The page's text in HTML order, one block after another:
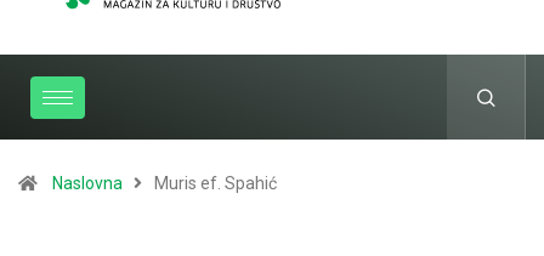
Naslovna Muris ef. Spahić